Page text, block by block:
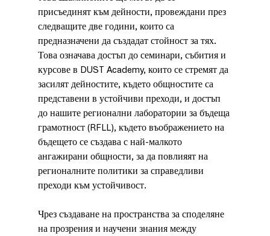
присъединят към дейности, провеждани през
следващите две години, които са
предназначени да създадат стойност за тях.
Това означава достъп до семинари, събития и
курсове в DUST Academy, които се стремят да
засилят дейностите, където общностите са
представени в устойчиви преходи, и достъп
до нашите регионални лаборатории за бъдеща
грамотност (RFLL), където въображението на
бъдещето се създава с най-малкото
ангажирани общности, за да повлияят на
регионалните политики за справедливи
преходи към устойчивост.
Чрез създаване на пространства за споделяне
на прозрения и научени знания между